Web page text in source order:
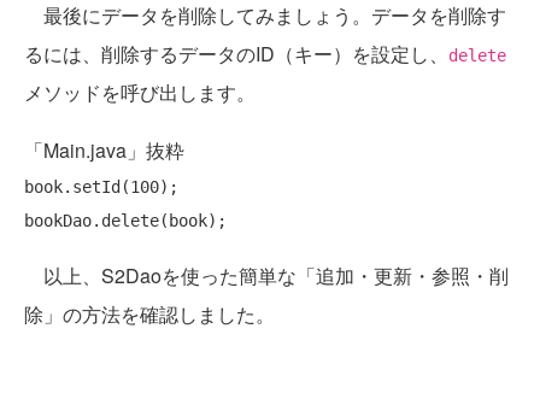
最後にデータを削除してみましょう。データを削除す
るには、削除するデータのID（キー）を設定し、
delete
メソッドを呼び出します。
「Main.java」抜粋
book.setId(100);
以上、S2Daoを使った簡単な「追加・更新・参照・削
除」の方法を確認しました。